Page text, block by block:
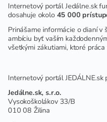
Internetový portál Jedálne.sk
dosahuje okolo 45 000
Prinášame informácie o dianí v
ambíciu byť vaším
všetkými zákutiami, ktoré
Internetový portál JEDÁLNE.sk
Jedálne.sk, s.r.o.
Vysokoškolákov 33/B
010 08 Žilina